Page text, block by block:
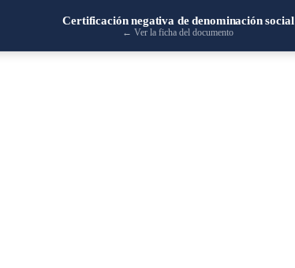
Certificación negativa de denominación social
←Ver la ficha del documento